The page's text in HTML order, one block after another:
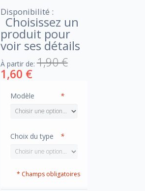
Disponibilité :
Choisissez un
produit pour
voir ses détails
À partir de: 1,90 €
1,60 €
*
Modèle
*
Choix du type
* Champs obligatoires